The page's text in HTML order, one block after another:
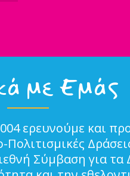
με Εμάς
ερευνούμε και
Σύμβαση για